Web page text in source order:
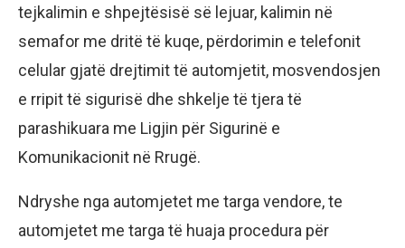
tejkalimin e shpejtësisë së lejuar, kalimin në
semafor me dritë të kuqe, përdorimin e telefonit
celular gjatë drejtimit të automjetit, mosvendosjen
e rripit të sigurisë dhe shkelje të tjera të
parashikuara me Ligjin për Sigurinë e
Komunikacionit në Rrugë.
Ndryshe nga automjetet me targa vendore, te
automjetet me targa të huaja procedura për